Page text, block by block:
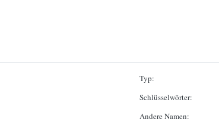
Typ:
Schlüsselwörter:
Andere Namen: